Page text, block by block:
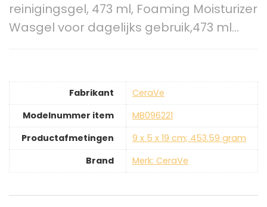
reinigingsgel, 473 ml, Foaming Moisturizer
Wasgel voor dagelijks gebruik,473 ml…
Fabrikant
‎CeraVe
Modelnummer item
‎MB096221
Productafmetingen
‎9 x 5 x 19 cm; 453.59 gram
Brand
Merk: CeraVe